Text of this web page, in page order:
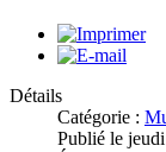
Détails
Catégorie :
Publié le